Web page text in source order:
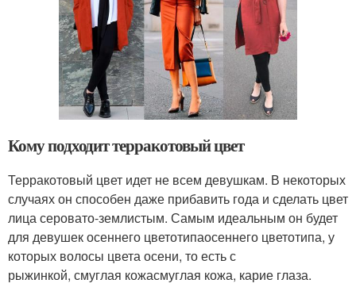
Кому подходит терракотовый цвет
Терракотовый цвет идет не всем девушкам. В некоторых
случаях он способен даже прибавить года и сделать цвет
лица серовато-землистым. Самым идеальным он будет
для девушек осеннего цветотипаосеннего цветотипа, у
которых волосы цвета осени, то есть с
рыжинкой, смуглая кожасмуглая кожа, карие глаза.